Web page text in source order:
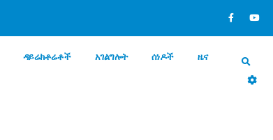
ዳይሬክቶሬቶች አገልግሎት ሰነዶች ዜና